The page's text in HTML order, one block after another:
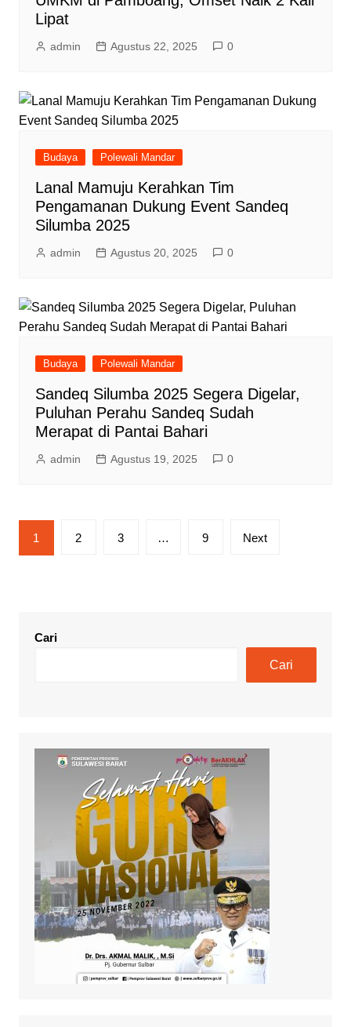
Lipat
admin Agustus 22, 2025 0
Budaya Polewali Mandar
Lanal Mamuju Kerahkan Tim
Pengamanan Dukung Event Sandeq
Silumba 2025
admin Agustus 20, 2025 0
Budaya Polewali Mandar
Sandeq Silumba 2025 Segera Digelar,
Puluhan Perahu Sandeq Sudah
Merapat di Pantai Bahari
admin Agustus 19, 2025 0
Paginasi
pos
1 2 3 … 9 Next
Cari
Cari